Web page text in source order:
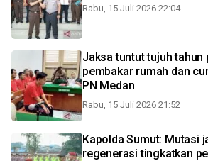
Rabu, 15 Juli 2026 22:04
Jaksa tuntut tujuh tahun
pembakar rumah dan
PN Medan
Rabu, 15 Juli 2026 21:52
Kapolda Sumut: Mutasi
regenerasi tingkatkan